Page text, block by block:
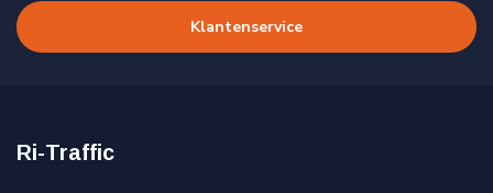
Klantenservice
Ri-Traffic